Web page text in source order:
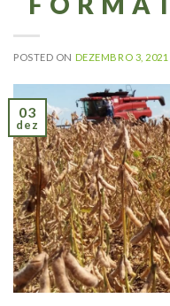
POSTED ON DEZEMBRO 3, 2021
03
dez